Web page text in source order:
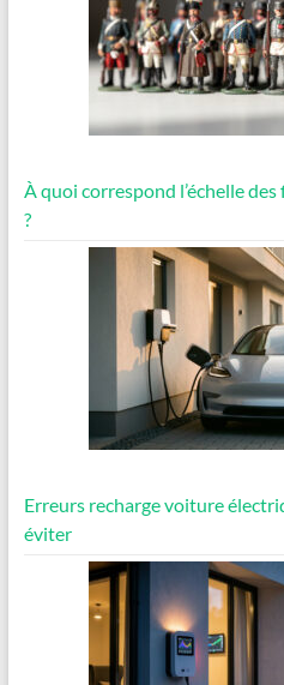
À quoi correspond l’échelle
?
Erreurs recharge voiture
éviter